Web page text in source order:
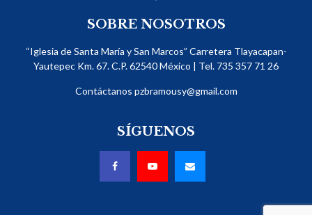
SOBRE NOSOTROS
“Iglesia de Santa María y San Marcos” Carretera Tlayacapan-
Yautepec Km. 67. C.P. 62540​ México | Tel. 735 357 71 26
Contáctanos pzbramousy@gmail.com
SÍGUENOS